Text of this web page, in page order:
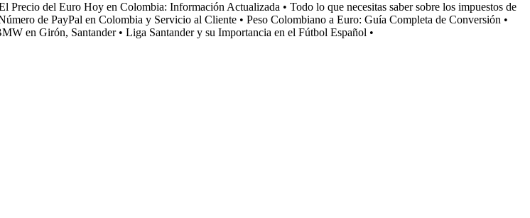
Precio del Euro Hoy en Colombia: Información Actualizada • Todo lo que necesitas saber sobre los impuestos de
de PayPal en Colombia y Servicio al Cliente • Peso Colombiano a Euro: Guía Completa de Conversión •
en Girón, Santander• Liga Santander y su Importancia en el Fútbol Español •